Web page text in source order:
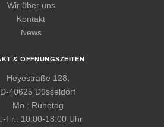
Wir über uns
Kontakt
News
& ÖFFNUNGSZEITEN
Heyestraße 128,
D-40625 Düsseldorf
Mo.: Ruhetag
Fr.: 10:00-18:00 Uhr